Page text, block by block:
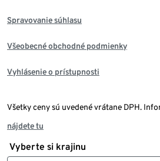
Spravovanie súhlasu
Všeobecné obchodné podmienky
Vyhlásenie o prístupnosti
Všetky ceny sú uvedené vrátane DPH.
nájdete tu
Vyberte si krajinu